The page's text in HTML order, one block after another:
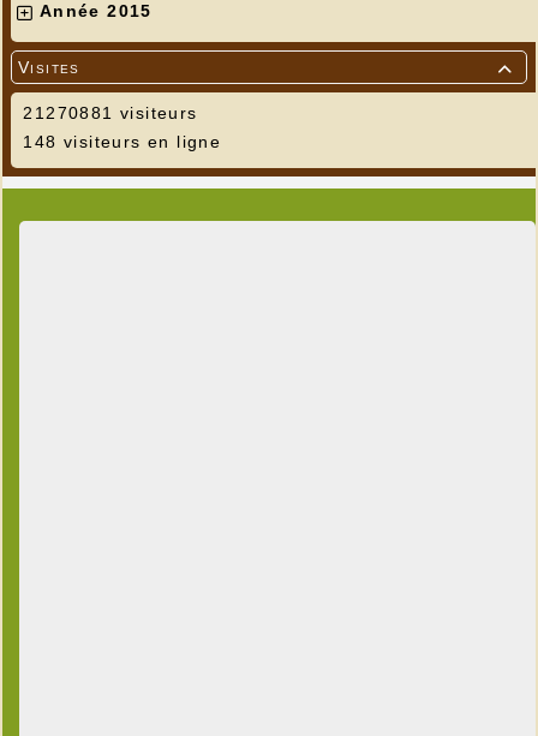
Année 2015

Visites
21270881 visiteurs
148 visiteurs en ligne